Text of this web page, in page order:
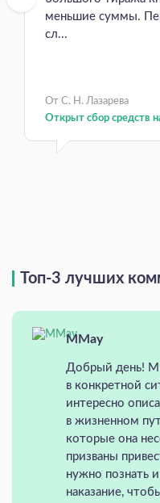
меньшие суммы.
сл...
От С. Н. Лазарева
Открыт сбор средств
Топ-3 лучших
MMay
Добрый день!
в конкретной
интересно
в жизненном
которые она
призваны
нужно познать
наказание,